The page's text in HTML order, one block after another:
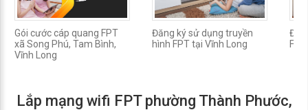
Gói cước cáp quang FPT
xã Song Phú, Tam Bình,
Vĩnh Long
Đăng ký sử dụng truyền
hình FPT tại Vĩnh Long
Địa
Lắp mạng wifi FPT phường Thành Phước,